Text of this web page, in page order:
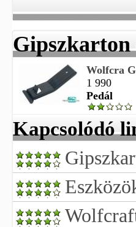
Gipszkarton
Wolfcra
1 990
Pedál
Kapcsolódó